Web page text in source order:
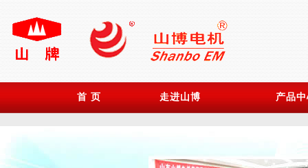
首 页 走进山博 产品